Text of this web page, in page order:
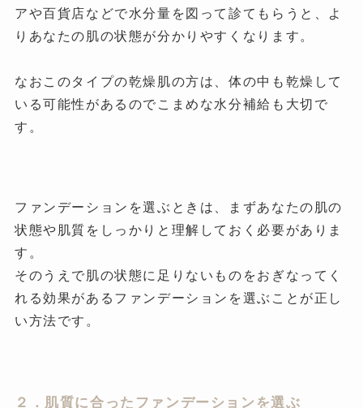
アや百貨店などで水分量を図って診てもらうと、よ
りあなたの肌の状態が分かりやすくなります。
なおこのタイプの乾燥肌の方は、体の中も乾燥して
いる可能性があるのでこまめな水分補給も大切で
す。
ファンデーションを選ぶときは、まずあなたの肌の
状態や肌質をしっかりと理解しておく必要がありま
す。
そのうえで肌の状態に足りないものをおぎなってく
れる効果があるファンデーションを選ぶことが正し
い方法です。
２．肌質に合ったファンデーションを選ぶ